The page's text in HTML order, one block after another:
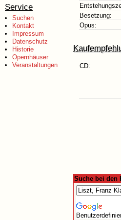
Service
Suchen
Kontakt
Impressum
Datenschutz
Historie
Opernhäuser
Veranstaltungen
Besetzung:
Opus:
CD:
Suche bei den